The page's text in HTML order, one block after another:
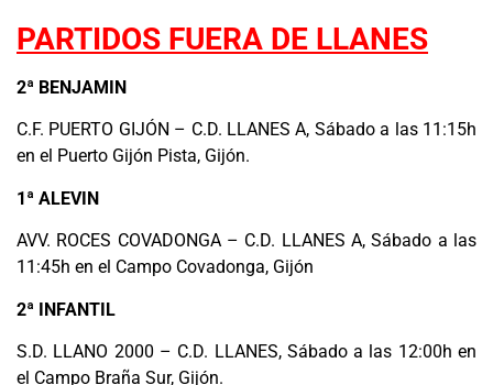
PARTIDOS FUERA DE LLANES
2ª BENJAMIN
C.F. PUERTO GIJÓN – C.D. LLANES A, Sábado a las 11:15h
en el Puerto Gijón Pista, Gijón.
1ª ALEVIN
AVV. ROCES COVADONGA – C.D. LLANES A, Sábado a las
11:45h en el Campo Covadonga, Gijón
2ª INFANTIL
S.D. LLANO 2000 – C.D. LLANES, Sábado a las 12:00h en
el Campo Braña Sur, Gijón.